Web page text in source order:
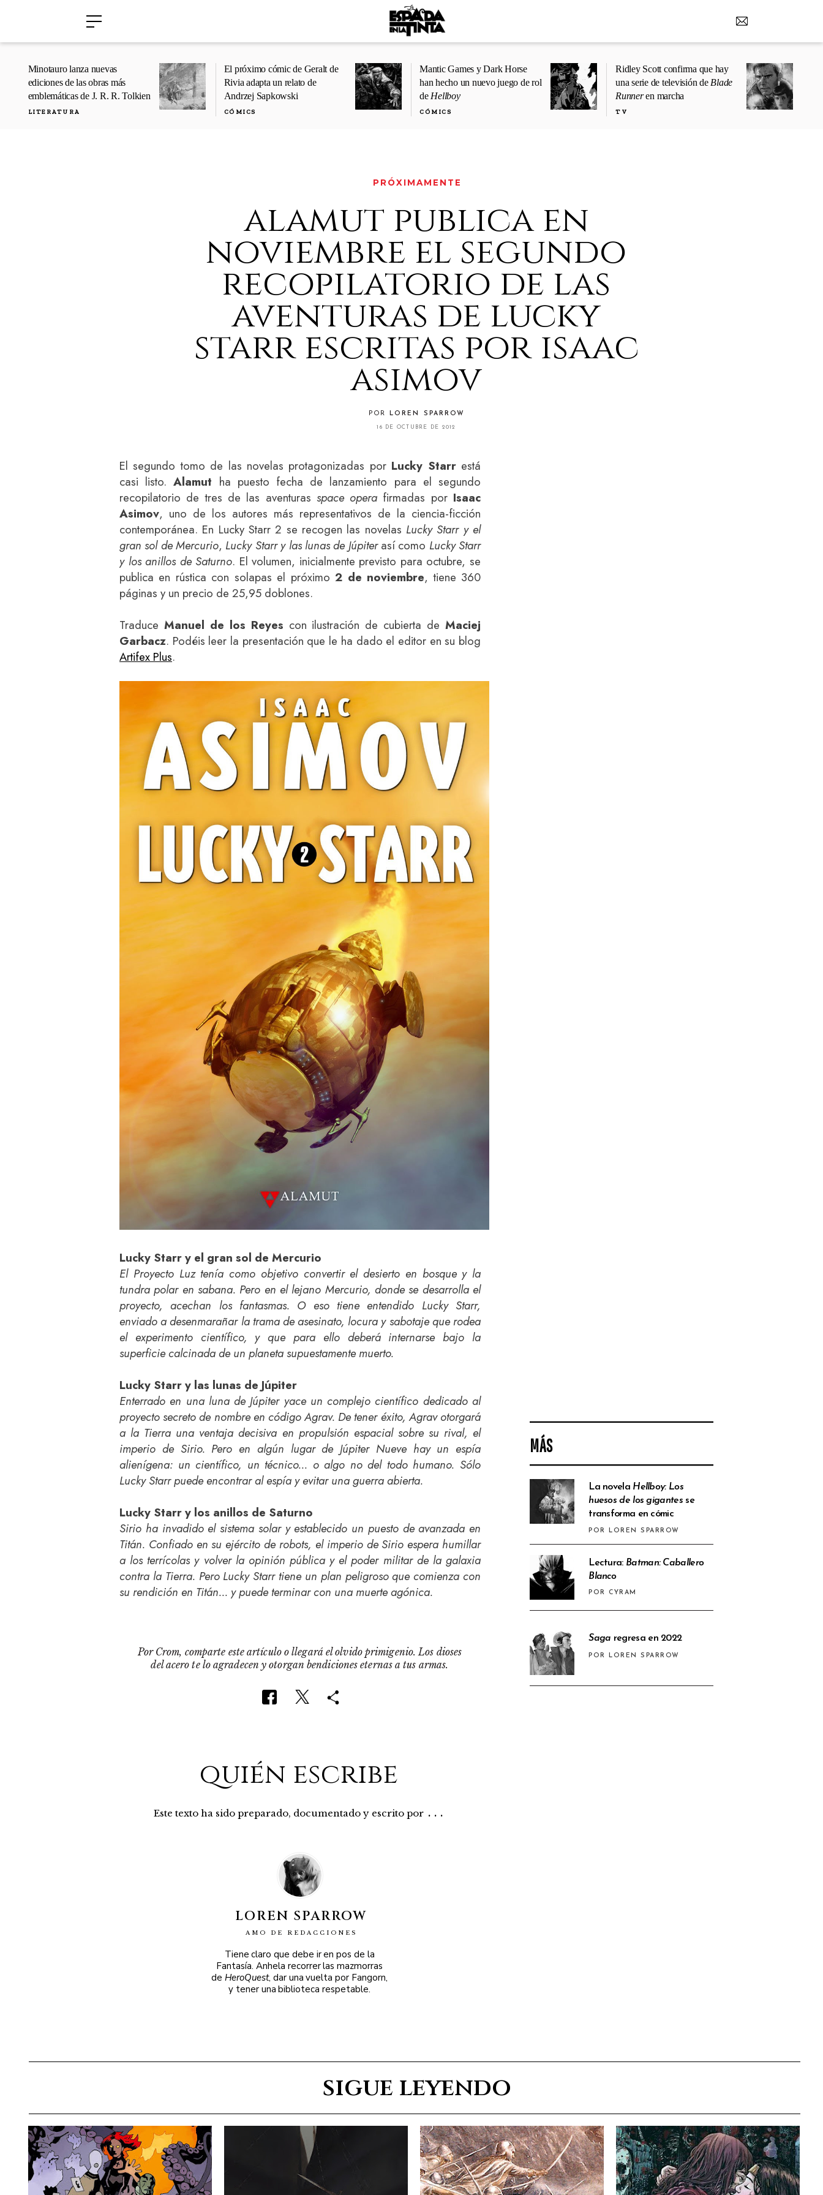
Minotauro lanza nuevas
ediciones de las obras más
emblemáticas de J. R. R. Tolkien
LITERATURA
El próximo cómic de Geralt de
Rivia adapta un relato de
Andrzej Sapkowski
CÓMICS
Mantic Games y Dark Horse
han hecho un nuevo juego de rol
de Hellboy
CÓMICS
Ridley Scott confirma que hay
una serie de televisión de Blade
Runneren marcha
TV
PRÓXIMAMENTE
alamut publica en
noviembre el segundo
recopilatorio de las
aventuras de lucky
starr escritas por isaac
asimov
POR LOREN SPARROW
16 DE OCTUBRE DE 2012
MÁS
La novela Hellboy: Los
huesos de los gigantesse
transforma en cómic
POR LOREN SPARROW
Lectura: Batman: Caballero
Blanco
POR CYRAM
Saga regresa en 2022
POR LOREN SPARROW
El segundo tomo de las novelas protagonizadas por Lucky Starrestá
casi listo.Alamut ha puesto fecha de lanzamiento para el segundo
recopilatorio de tres de las aventuras space opera firmadas por Isaac
Asimov, uno de los autores más representativos de la ciencia-ficción
contemporánea. En Lucky Starr 2 se recogen las novelas Lucky Starr y el
gran sol de Mercurio, Lucky Starr y las lunas de Júpiterasí como Lucky Starr
y los anillos de Saturno. El volumen, inicialmente previsto para octubre, se
publica en rústica con solapas el próximo2 de noviembre, tiene 360
páginas y un precio de 25,95 doblones.
Traduce Manuel de los Reyes con ilustración de cubierta deMaciej
Garbacz. Podéis leer la presentación que le ha dado el editor en su blog
Artifex Plus.
Lucky Starr y el gran sol de Mercurio
El Proyecto Luz tenía como objetivo convertir el desierto en bosque y la
tundra polar en sabana. Pero en el lejano Mercurio, donde se desarrolla el
proyecto, acechan los fantasmas. O eso tiene entendido Lucky Starr,
enviado a desenmarañar la trama de asesinato, locura y sabotaje que rodea
el experimento científico, y que para ello deberá internarse bajo la
superficie calcinada de un planeta supuestamente muerto.
Lucky Starr y las lunas de Júpiter
Enterrado en una luna de Júpiter yace un complejo científico dedicado al
proyecto secreto de nombre en código Agrav. De tener éxito, Agrav otorgará
a la Tierra una ventaja decisiva en propulsión espacial sobre su rival, el
imperio de Sirio. Pero en algún lugar de Júpiter Nueve hay un espía
alienígena: un científico, un técnico... o algo no del todo humano. Sólo
Lucky Starr puede encontrar al espía y evitar una guerra abierta.
Lucky Starr y los anillos de Saturno
Sirio ha invadido el sistema solar y establecido un puesto de avanzada en
Titán. Confiado en su ejército de robots, el imperio de Sirio espera humillar
a los terrícolas y volver la opinión pública y el poder militar de la galaxia
contra la Tierra. Pero Lucky Starr tiene un plan peligroso que comienza con
su rendición en Titán... y puede terminar con una muerte agónica.
Por Crom, comparte este artículo o llegará el olvido primigenio. Los dioses
del acero te lo agradecen y otorgan bendiciones eternas a tus armas.
quién escribe
Este texto ha sido preparado, documentado y escrito por ...
LOREN SPARROW
AMO DE REDACCIONES
Tiene claro que debe ir en pos de la
Fantasía. Anhela recorrer las mazmorras
de HeroQuest, dar una vuelta por Fangorn,
y tener una biblioteca respetable.
sigue leyendo
›